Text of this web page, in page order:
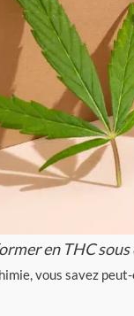
en THC
vous savez